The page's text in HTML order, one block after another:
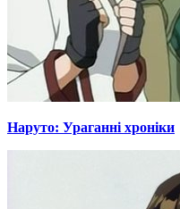
Наруто: Ураганні хроніки